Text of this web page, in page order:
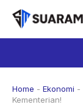
Langsung
isi
Home - Ekonomi -
Kementerian!